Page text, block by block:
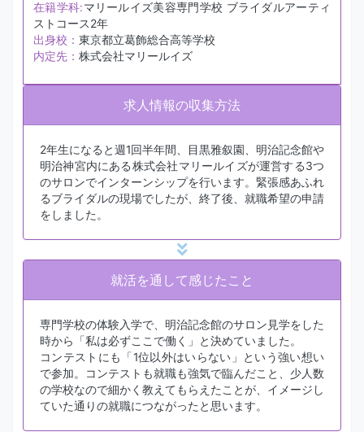
在籍学科:マリールイズ美容専門学校 ブライダルアーティ
ストコース2年
出身校： 東京都立葛飾総合高等学校
内定先： 株式会社マリールイズ
求人情報の収集方法
2年生になると週1回半年間、目黒雅叙園、明治記念館や
明治神宮内にある株式会社マリールイズが運営する3つ
のサロンでインターンシップを行います。緊張感あふれ
るブライダルの現場でしたが、終了後、就職希望の申請
をしました。
就活を通して感じたこと
専門学校の体験入学で、明治記念館のサロン見学をした
時から「私は必ずここで働く」と決めていました。
コンテストにも「1位以外はいらない」という強い想い
で参加。コンテストも就職も強気で臨んだこと、少人数
の学校なので細かく教えてもらえたことが、イメージし
ていた通りの就職につながったと思います。